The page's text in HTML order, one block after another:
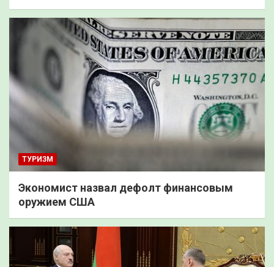
ТУРИЗМ
Экономист назвал дефолт финансовым
оружием США